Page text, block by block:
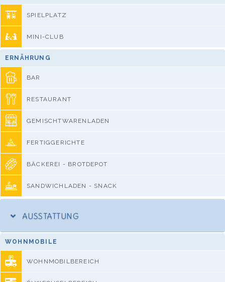
SPIELPLATZ
MINI-CLUB
ERNÄHRUNG
BAR
RESTAURANT
GEMISCHTWARENLADEN
FERTIGGERICHTE
BÄCKEREI - BROTDEPOT
SANDWICHLADEN - SNACK
AUSSTATTUNG
WOHNMOBILE
WOHNMOBILBEREICH